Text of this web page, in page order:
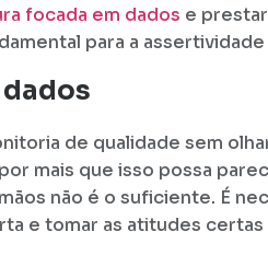
focada em dados e
para a assertividade
dados
de qualidade sem
mais que isso possa
não é o suficiente. É
e tomar as atitudes certas